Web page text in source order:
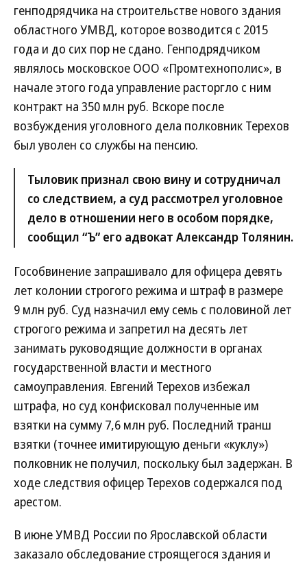
генподрядчика на строительстве нового здания
областного УМВД, которое возводится с 2015
года и до сих пор не сдано. Генподрядчиком
являлось московское ООО «Промтехнополис», в
начале этого года управление расторгло с ним
контракт на 350 млн руб. Вскоре после
возбуждения уголовного дела полковник Терехов
был уволен со службы на пенсию.
Тыловик признал свою вину и сотрудничал
со следствием, а суд рассмотрел уголовное
дело в отношении него в особом порядке,
сообщил “Ъ” его адвокат Александр Толянин.
Гособвинение запрашивало для офицера девять
лет колонии строгого режима и штраф в размере
9 млн руб. Суд назначил ему семь с половиной лет
строгого режима и запретил на десять лет
занимать руководящие должности в органах
государственной власти и местного
самоуправления. Евгений Терехов избежал
штрафа, но суд конфисковал полученные им
взятки на сумму 7,6 млн руб. Последний транш
взятки (точнее имитирующую деньги «куклу»)
полковник не получил, поскольку был задержан. В
ходе следствия офицер Терехов содержался под
арестом.
В июне УМВД России по Ярославской области
заказало обследование строящегося здания и